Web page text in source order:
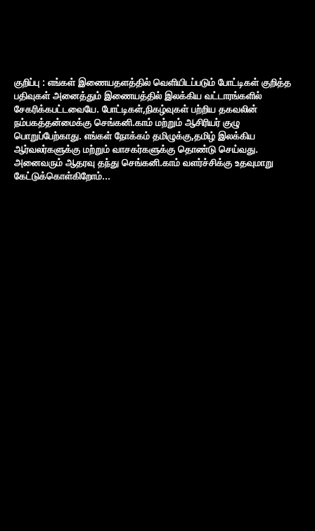
குறிப்பு : எங்கள் இணையதளத்தில் வெளியிடப்படும் போட்டிகள் குறித்த
பதிவுகள் அனைத்தும் இணையத்தில் இலக்கிய வட்டாரங்களில்
சேகரிக்கபட்டவையே. போட்டிகள்,நிகழ்வுகள் பற்றிய தகவலின்
நம்பகத்தன்மைக்கு செங்கனி.காம் மற்றும் ஆசிரியர் குழு
பொறுப்பேற்காது. எங்கள் நோக்கம் தமிழுக்கு,தமிழ் இலக்கிய
ஆர்வலர்களுக்கு மற்றும் வாசகர்களுக்கு தொண்டு செய்வது.
அனைவரும் ஆதரவு தந்து செங்கனி.காம் வளர்ச்சிக்கு உதவுமாறு
கேட்டுக்கொள்கிறோம்...